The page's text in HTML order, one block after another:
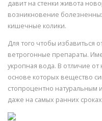
давит на стенки живота
возникновение
кишечные колики.
Для того чтобы избавиться
ветрогонные препараты.
укропная вода. В отличие
основе которых вещество
стопроцентно натуральным
даже на самых ранних